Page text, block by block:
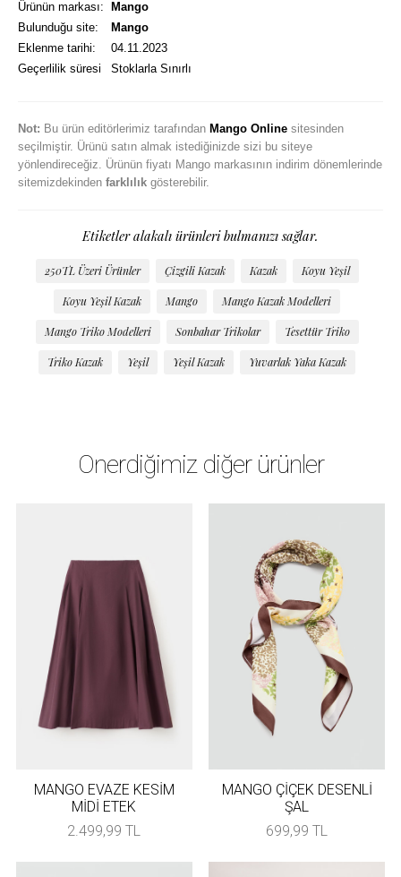
Ürünün markası:
Mango
Bulunduğu site:
Mango
Eklenme tarihi:
04.11.2023
Geçerlilik süresi
Stoklarla Sınırlı
Not: Bu ürün editörlerimiz tarafından Mango Onlinesitesinden
seçilmiştir. Ürünü satın almak istediğinizde sizi bu siteye
yönlendireceğiz. Ürünün fiyatı Mango markasının indirim dönemlerinde
sitemizdekinden farklılıkgösterebilir.
Etiketler alakalı ürünleri bulmanızı sağlar.
250TL Üzeri Ürünler Çizgili Kazak Kazak Koyu Yeşil
Koyu Yeşil Kazak Mango Mango Kazak Modelleri
Mango Triko Modelleri Sonbahar Trikolar Tesettür Triko
Triko Kazak Yeşil Yeşil Kazak Yuvarlak Yaka Kazak
Önerdiğimiz diğer ürünler
MANGO EVAZE KESİM
MİDİ ETEK
2.499,99 TL
MANGO ÇİÇEK DESENLİ
ŞAL
699,99 TL